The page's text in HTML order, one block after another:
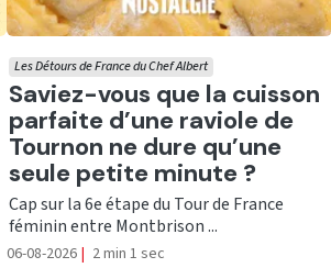
Ecouter
Saviez-vous que la cuisson
parfaite d’une raviole de
Tournon ne dure qu’une
seule petite minute ?
Les Détours de France du Chef Albert
Cap sur la 6e étape du Tour de France
féminin entre Montbrison ...
06-08-2026 | 2 min 1 sec